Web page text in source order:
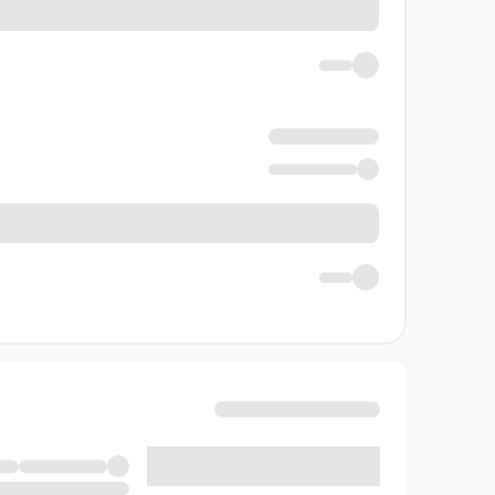
در نازنین، عشق نه فقط یک احساس شاعرانه،
خودگذشتگی. نتیجه‌ی برخورد این دو نیرو،
داستایفسکی در کمتر از صد صفحه موفق
شده منتقدان، این کتاب را اثری کوچک با
حس و حال مطالعه کتاب نازنین
خواندن نازنین تجربه‌ای بسیار احساسی است.
اگر بعد از خواندن این معرفی، احساس کردید
این کتاب با ترجمه‌های معتبر و چاپ‌های